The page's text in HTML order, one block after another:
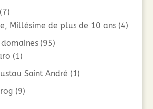
(7)
Millésime de plus de 10 ans (4)
(95)
(1)
Saint André (1)
(9)